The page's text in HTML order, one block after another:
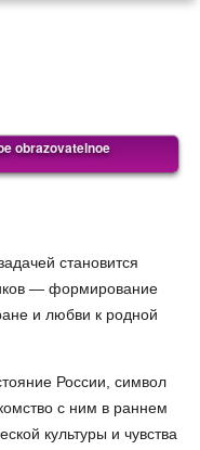
obrazovatelnoe
становится
— формирование
и любви к родной
России, символ
с ним в раннем
культуры и чувства